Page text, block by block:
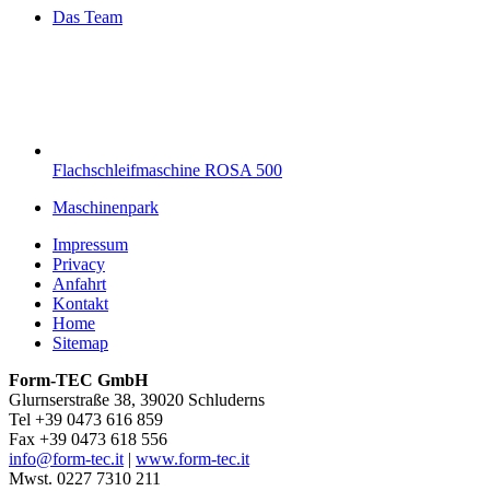
Das Team
Flachschleifmaschine ROSA 500
Maschinenpark
Impressum
Privacy
Anfahrt
Kontakt
Home
Sitemap
Form-TEC GmbH
Glurnserstraße 38, 39020 Schluderns
Tel +39 0473 616 859
Fax +39 0473 618 556
info@form-tec.it| www.form-tec.it
Mwst. 0227 7310 211